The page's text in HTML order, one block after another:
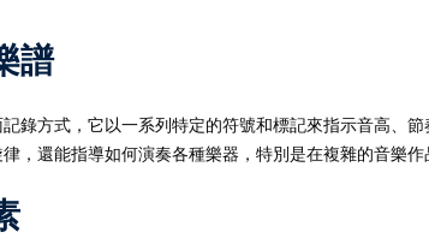
譜
錄方式，它以一系列特定的符號和標記來指示音高、
，還能指導如何演奏各種樂器，特別是在複雜的音樂作